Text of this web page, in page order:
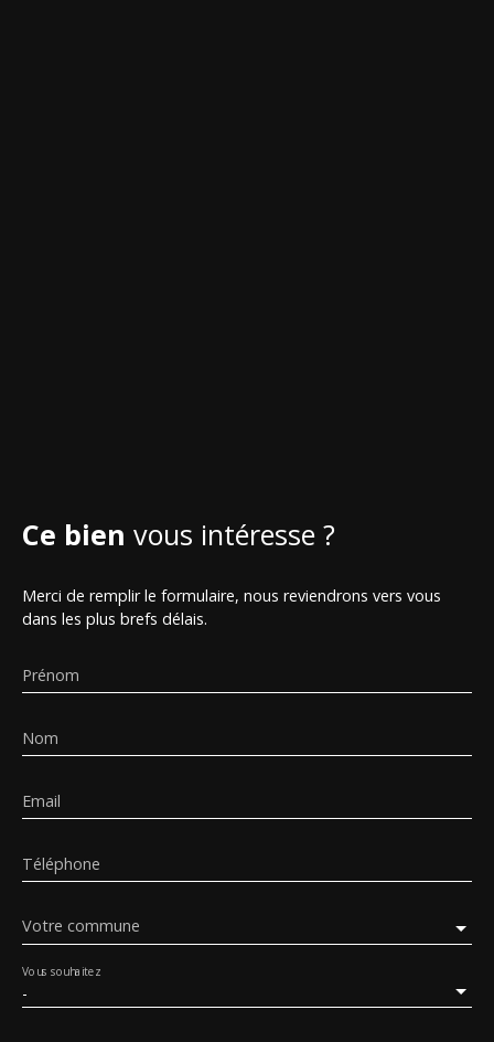
Ce bien vous intéresse ?
Merci de remplir le formulaire, nous reviendrons vers vous
dans les plus brefs délais.
Prénom
Nom
Email
Téléphone
Votre commune
-
Vous souhaitez